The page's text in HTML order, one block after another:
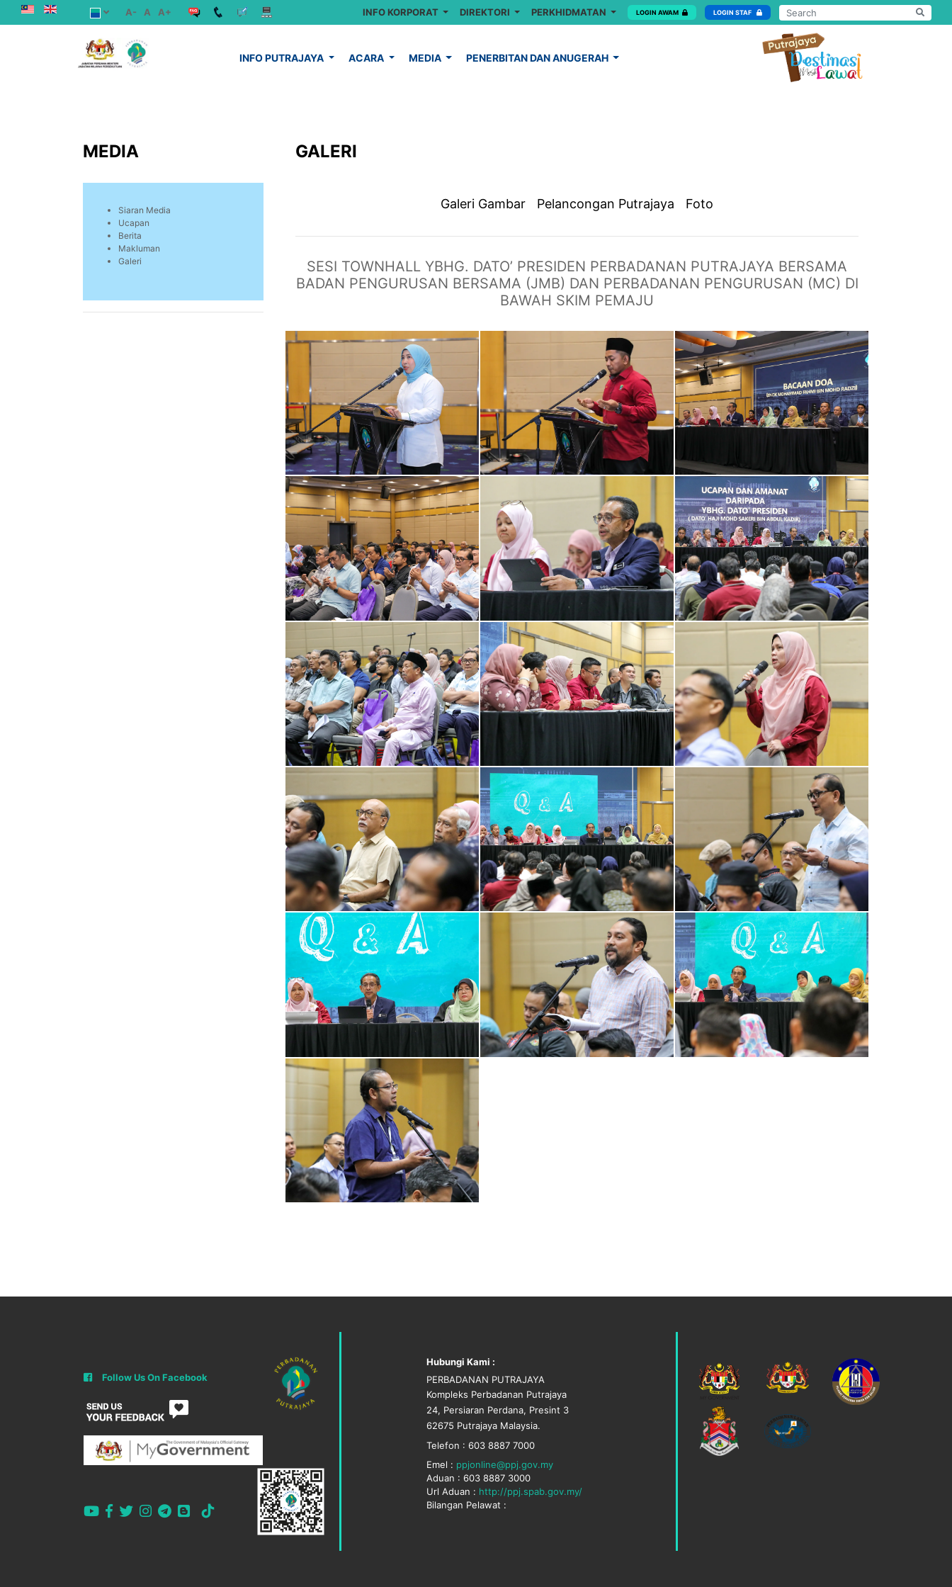
A- A A+ INFO KORPORAT DIREKTORI PERKHIDMATAN LOGIN AWAM LOGIN STAF
INFO PUTRAJAYA ACARA MEDIA PENERBITAN DAN ANUGERAH
MEDIA
Siaran Media
Ucapan
Berita
Makluman
Galeri
GALERI
Galeri Gambar Pelancongan Putrajaya Foto
SESI TOWNHALL YBHG. DATO’ PRESIDEN PERBADANAN PUTRAJAYA BERSAMA
BADAN PENGURUSAN BERSAMA (JMB) DAN PERBADANAN PENGURUSAN (MC) DI
BAWAH SKIM PEMAJU
Follow Us On Facebook
Hubungi Kami :
PERBADANAN PUTRAJAYA
Kompleks Perbadanan Putrajaya
24, Persiaran Perdana, Presint 3
62675 Putrajaya Malaysia.
Telefon : 603 8887 7000
Emel : ppjonline@ppj.gov.my
Aduan : 603 8887 3000
Url Aduan : http://ppj.spab.gov.my/
Bilangan Pelawat :